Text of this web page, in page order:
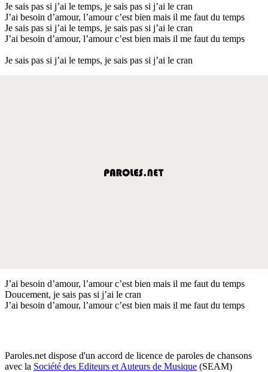
Je sais pas si j’ai le temps, je sais pas si j’ai le cran
J’ai besoin d’amour, l’amour c’est bien mais il me faut du temps
Je sais pas si j’ai le temps, je sais pas si j’ai le cran
J’ai besoin d’amour, l’amour c’est bien mais il me faut du temps
Je sais pas si j’ai le temps, je sais pas si j’ai le cran
J’ai besoin d’amour, l’amour c’est bien mais il me faut du temps
Doucement, je sais pas si j’ai le cran
J’ai besoin d’amour, l’amour c’est bien mais il me faut du temps
Paroles.net dispose d'un accord de licence de paroles de chansons
avec la Société des Editeurs et Auteurs de Musique (SEAM)